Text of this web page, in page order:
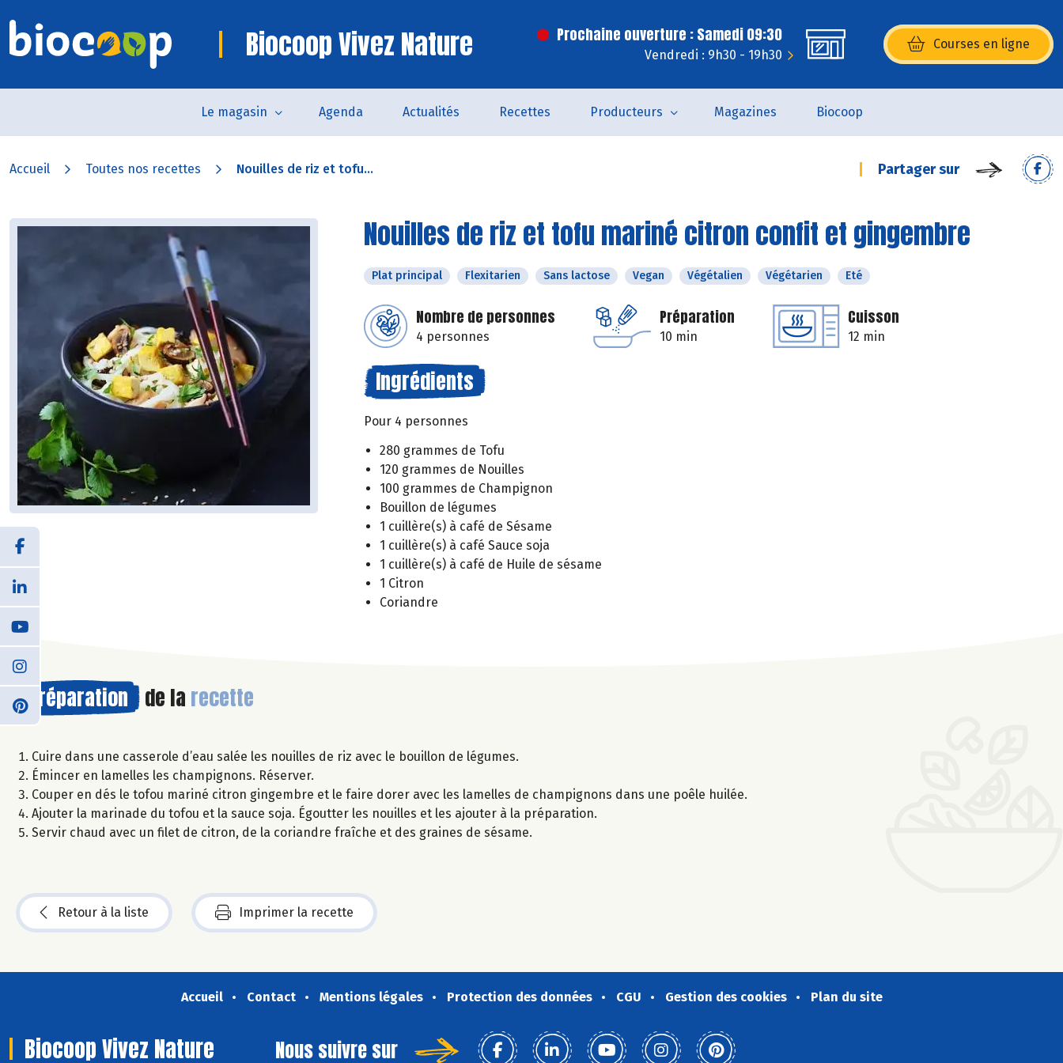
Biocoop Vivez Nature Prochaine ouverture : Samedi 09:30
Vendredi : 9h30 - 19h30
Courses en ligne
(s’ouvre dans une nouvelle
Le magasin Agenda Actualités Recettes Producteurs Magazines Biocoop
Accueil Toutes nos recettes Nouilles de riz et tofu... Partager sur
Nouilles de riz et tofu mariné citron confit et gingembre
Plat principal Flexitarien Sans lactose Vegan Végétalien Végétarien Eté
Nombre de personnes
4 personnes
Préparation
10 min
Cuisson
12 min
Ingrédients
Pour 4 personnes
280 grammes de Tofu
120 grammes de Nouilles
100 grammes de Champignon
Bouillon de légumes
1 cuillère(s) à café de Sésame
1 cuillère(s) à café Sauce soja
1 cuillère(s) à café de Huile de sésame
1 Citron
Coriandre
Préparation de la recette
Cuire dans une casserole d’eau salée les nouilles de riz avec le bouillon de légumes.
Émincer en lamelles les champignons. Réserver.
Couper en dés le tofou mariné citron gingembre et le faire dorer avec les lamelles de champignons dans une poêle huilée.
Ajouter la marinade du tofou et la sauce soja. Égoutter les nouilles et les ajouter à la préparation.
Servir chaud avec un filet de citron, de la coriandre fraîche et des graines de sésame.
Retour à la liste Imprimer la recette
Accueil Contact Mentions légales Protection des données CGU Gestion des cookies Plan du site
Biocoop Vivez Nature Nous suivre sur